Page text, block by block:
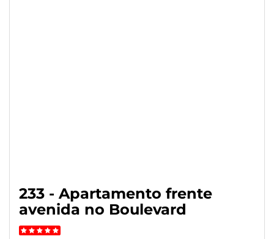
233 - Apartamento frente
avenida no Boulevard